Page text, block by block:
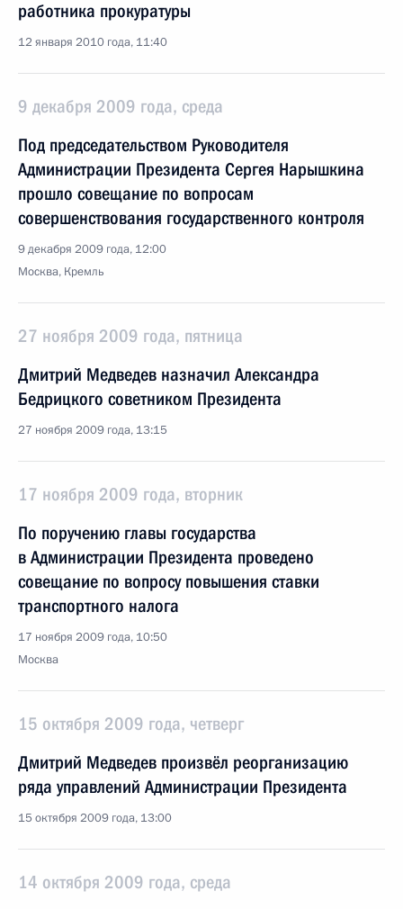
работника прокуратуры
12 января 2010 года, 11:40
9 декабря 2009 года, среда
Под председательством Руководителя
Администрации Президента Сергея Нарышкина
прошло совещание по вопросам
совершенствования государственного контроля
9 декабря 2009 года, 12:00
Москва, Кремль
27 ноября 2009 года, пятница
Дмитрий Медведев назначил Александра
Бедрицкого советником Президента
27 ноября 2009 года, 13:15
17 ноября 2009 года, вторник
По поручению главы государства
в Администрации Президента проведено
совещание по вопросу повышения ставки
транспортного налога
17 ноября 2009 года, 10:50
Москва
15 октября 2009 года, четверг
Дмитрий Медведев произвёл реорганизацию
ряда управлений Администрации Президента
15 октября 2009 года, 13:00
14 октября 2009 года, среда